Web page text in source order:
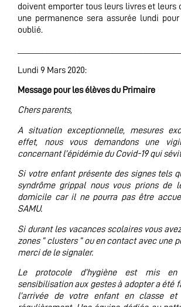
doivent emporter tous leurs livres et leurs
une permanence sera assurée lundi
oublié.
Lundi 9 Mars 2020:
Message pour les élèves du Primaire
Chers parents,
A situation exceptionnelle, mesures
effet, nous vous demandons une
concernant l’épidémie du Covid-19 qui
Si votre enfant présente des signes tels
syndrôme grippal nous vous prions de
domicile car il ne pourra pas être
SAMU.
Si durant les vacances scolaires vous
zones ” clusters ” ou en contact avec une
merci de le signaler.
Le protocole d’hygiène est mis
sensibilisation aux gestes à adopter a été
l’arrivée de votre enfant en classe et